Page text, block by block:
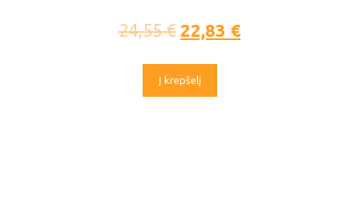
24,55€ 22,83 €
Į krepšelį